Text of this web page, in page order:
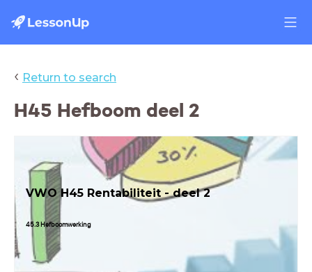
‹ Return to search
H45 Hefboom deel 2
VWO H45 Rentabiliteit - deel 2
45.3 Hefboomwerking